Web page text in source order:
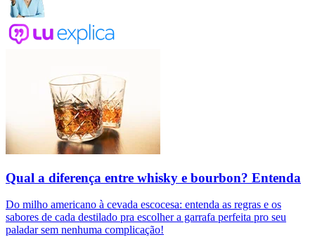
Qual a diferença entre whisky e bourbon? Entenda
Do milho americano à cevada escocesa: entenda as regras e os
sabores de cada destilado pra escolher a garrafa perfeita pro seu
paladar sem nenhuma complicação!